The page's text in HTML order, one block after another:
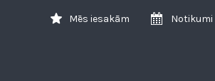
Mēs iesakām Notikumi